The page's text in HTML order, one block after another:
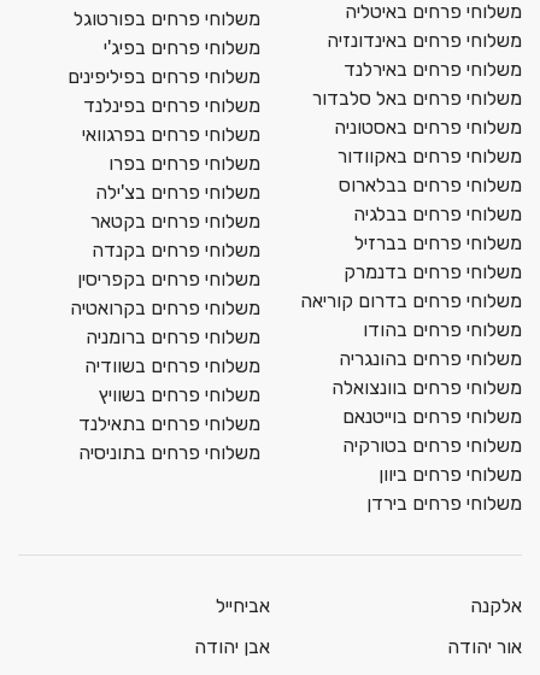
משלוחי פרחים באיטליה
משלוחי פרחים באינדונזיה
משלוחי פרחים באירלנד
משלוחי פרחים באל סלבדור
משלוחי פרחים באסטוניה
משלוחי פרחים באקוודור
משלוחי פרחים בבלארוס
משלוחי פרחים בבלגיה
משלוחי פרחים בברזיל
משלוחי פרחים בדנמרק
משלוחי פרחים בדרום קוריאה
משלוחי פרחים בהודו
משלוחי פרחים בהונגריה
משלוחי פרחים בוונצואלה
משלוחי פרחים בוייטנאם
משלוחי פרחים בטורקיה
משלוחי פרחים ביוון
משלוחי פרחים בירדן
משלוחי פרחים בפורטוגל
משלוחי פרחים בפיג'י
משלוחי פרחים בפיליפינים
משלוחי פרחים בפינלנד
משלוחי פרחים בפרגוואי
משלוחי פרחים בפרו
משלוחי פרחים בצ'ילה
משלוחי פרחים בקטאר
משלוחי פרחים בקנדה
משלוחי פרחים בקפריסין
משלוחי פרחים בקרואטיה
משלוחי פרחים ברומניה
משלוחי פרחים בשוודיה
משלוחי פרחים בשוויץ
משלוחי פרחים בתאילנד
משלוחי פרחים בתוניסיה
אלקנה
אור יהודה
אביחייל
אבן יהודה